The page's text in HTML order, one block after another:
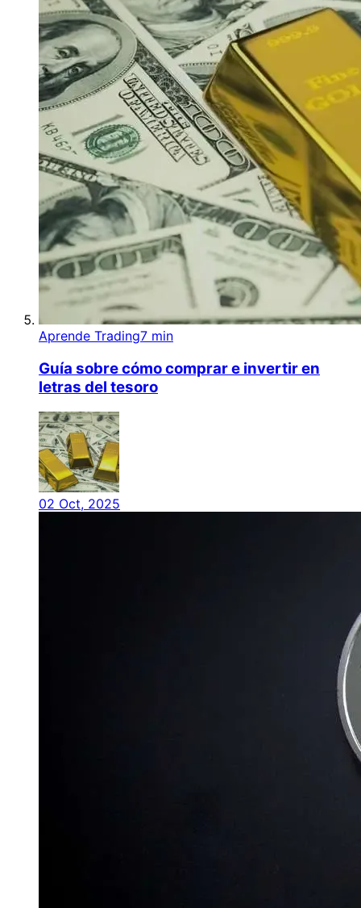
Aprende Trading7 min
Guía sobre cómo comprar e invertir en
letras del tesoro
02 Oct, 2025